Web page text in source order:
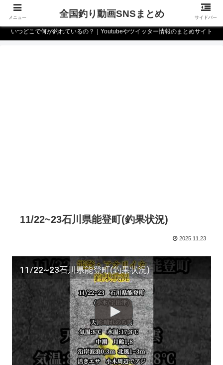
いつどこで何が釣れているの？｜Youtubeやツイッター情報のまとめサイト
11/22~23石川県能登町(釣果状況)
2025.11.23
11/22~23石川県能登町(釣果状況)
メニュー 全国釣り動画SNSまとめ サイドバー